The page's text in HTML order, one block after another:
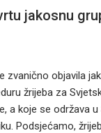
jakosnu
zvanično objavila
žrijeba za
a koje se održava u
Podsjećamo,